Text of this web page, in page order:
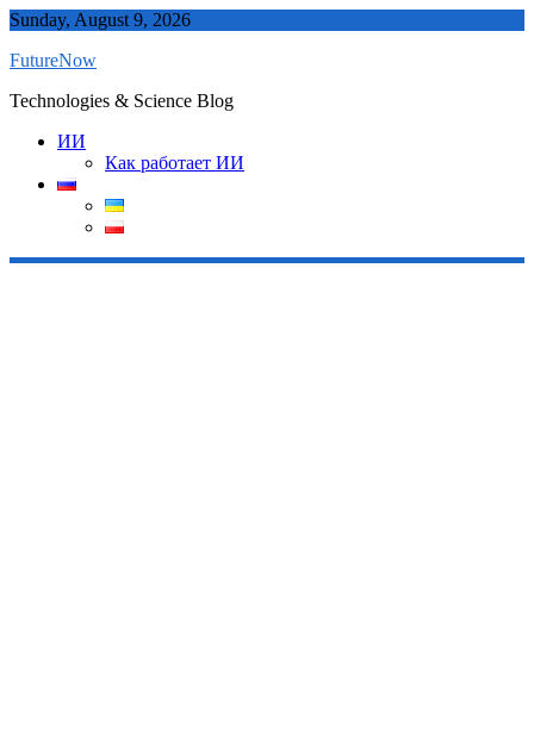
Skip
content
Sunday, August 9, 2026
FutureNow
Technologies & Science Blog
ИИ
Как работает ИИ